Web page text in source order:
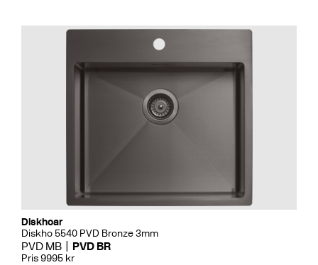
Diskhoar
Diskho 5540 PVD Bronze 3mm
PVD MB PVD BR
Pris 9995 kr